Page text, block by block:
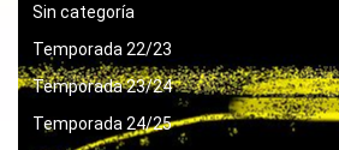
Sin categoría
Temporada 22/23
Temporada 23/24
Temporada 24/25